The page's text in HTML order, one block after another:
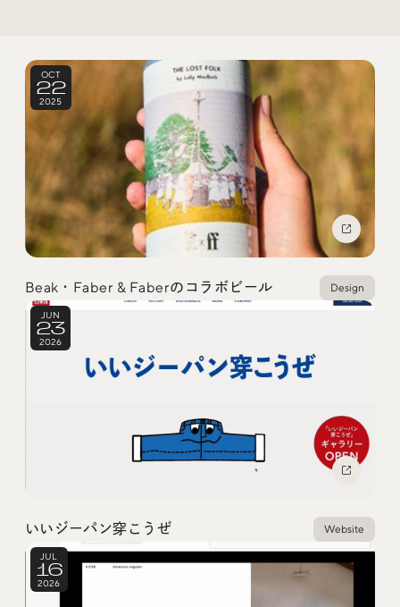
OCT
22
2025
Beak・Faber & Faberのコラボビール Design
JUN
23
2026
いいジーパン穿こうぜ Website
JUL
16
2026